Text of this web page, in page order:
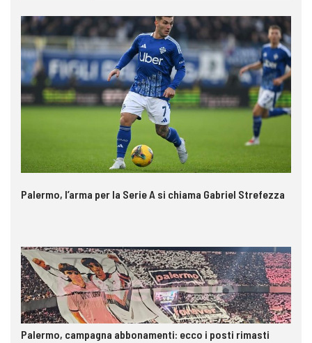
Palermo, l’arma per la Serie A si chiama Gabriel Strefezza
Palermo, campagna abbonamenti: ecco i posti rimasti